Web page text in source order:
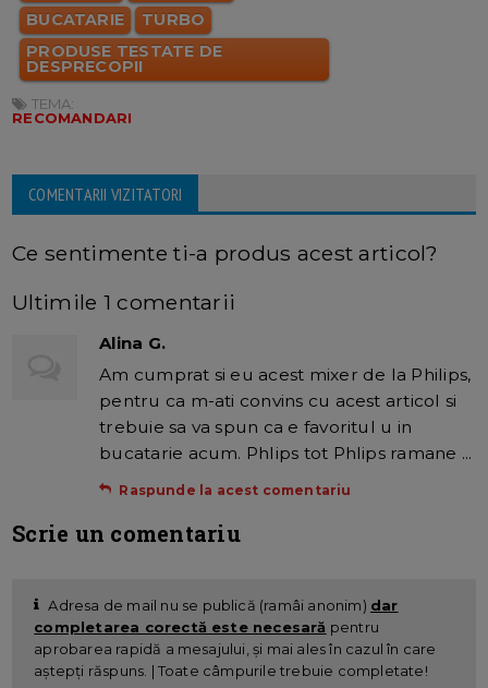
BUCATARIE
TURBO
PRODUSE TESTATE DE
DESPRECOPII
TEMA:
RECOMANDARI
COMENTARII VIZITATORI
Ce sentimente ti-a produs acest articol?
Ultimile 1 comentarii
Alina G.
Am cumprat si eu acest mixer de la Philips,
pentru ca m-ati convins cu acest articol si
trebuie sa va spun ca e favoritul u in
bucatarie acum. Phlips tot Phlips ramane ...
Raspunde la acest comentariu
Scrie un comentariu
Adresa de mail nu se publică (ramâi anonim) dar
completarea corectă este necesară pentru
aprobarea rapidă a mesajului, și mai ales în cazul în care
aștepți răspuns. | Toate câmpurile trebuie completate!